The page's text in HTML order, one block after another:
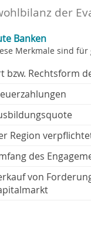
der
Banken
Merkmale sind
bzw. Rechtsform
Region
des
von